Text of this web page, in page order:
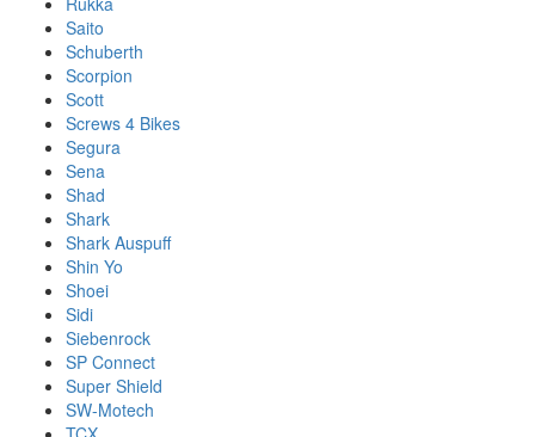
Saito
Schuberth
Scorpion
Scott
Screws 4 Bikes
Segura
Sena
Shad
Shark
Shark Auspuff
Shin Yo
Shoei
Sidi
Siebenrock
SP Connect
Super Shield
SW-Motech